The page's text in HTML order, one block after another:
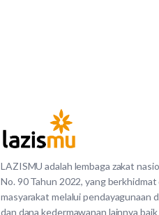
LAZISMU adalah lembaga zakat
No. 90 Tahun 2022, yang
masyarakat melalui pendayagunaan
dan dana kedermawanan lainnya